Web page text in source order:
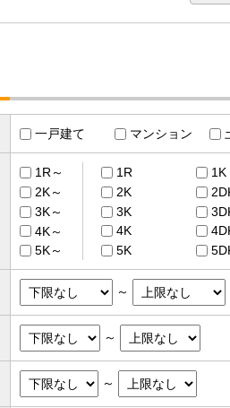
一戸建て マンション
1R～
2K～
3K～
4K～
5K～
1R 1K
2K
3K
4K
5K
～
～
～